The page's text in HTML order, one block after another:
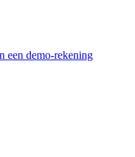
een demo-rekening